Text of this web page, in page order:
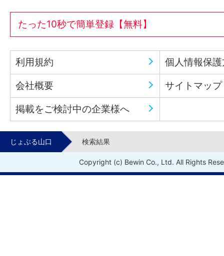
たった10秒で簡単登録【無料】
利用規約 個人情報保
会社概要 サイトマップ
掲載をご検討中の企業様へ
じょぶる山口 検索結果
Copyright (c) Bewin Co., Ltd. All Rights